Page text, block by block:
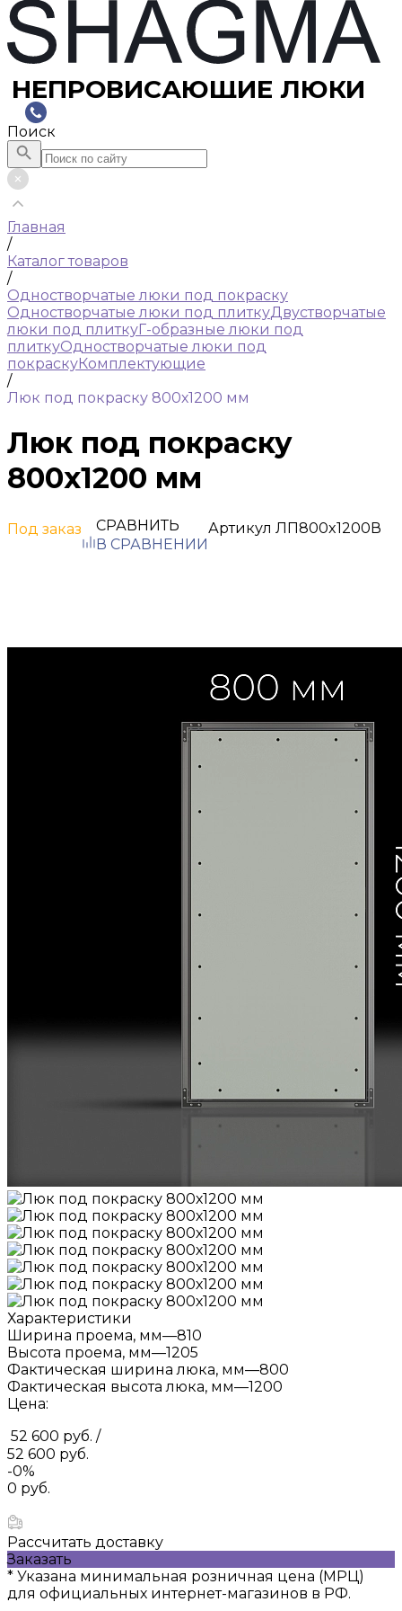
НЕПРОВИСАЮЩИЕ ЛЮКИ
Поиск
Главная
/
Каталог товаров
/
Одностворчатые люки под покраску
Одностворчатые люки под плиткуДвустворчатые
люки под плиткуГ-образные люки под
плиткуОдностворчатые люки под
покраскуКомплектующие
/
Люк под покраску 800х1200 мм
Люк под покраску
800х1200 мм
Под заказ
СРАВНИТЬ
В СРАВНЕНИИ
Артикул ЛП800x1200В
Характеристики
Ширина проема, мм—810
Высота проема, мм—1205
Фактическая ширина люка, мм—800
Фактическая высота люка, мм—1200
Цена:
52 600 руб. /
52 600 руб.
-0%
0 руб.
Рассчитать доставку
Заказать
* Указана минимальная розничная цена (МРЦ)
для официальных интернет-магазинов в РФ.